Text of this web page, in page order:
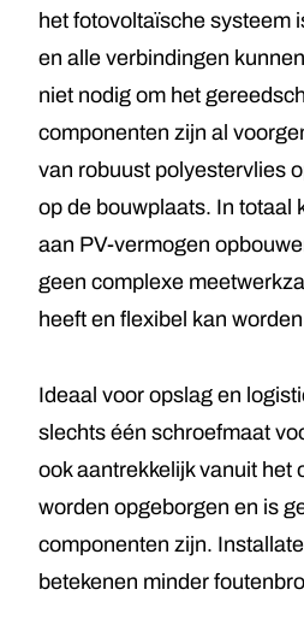
het fotovoltaïsche systeem
en alle verbindingen
niet nodig om het
componenten zijn al
van robuust polyestervlies
op de bouwplaats. In totaal
aan PV-vermogen
geen complexe
heeft en flexibel kan
Ideaal voor opslag en
slechts één schroefmaat
ook aantrekkelijk vanuit het
worden opgeborgen en is
componenten zijn.
betekenen minder